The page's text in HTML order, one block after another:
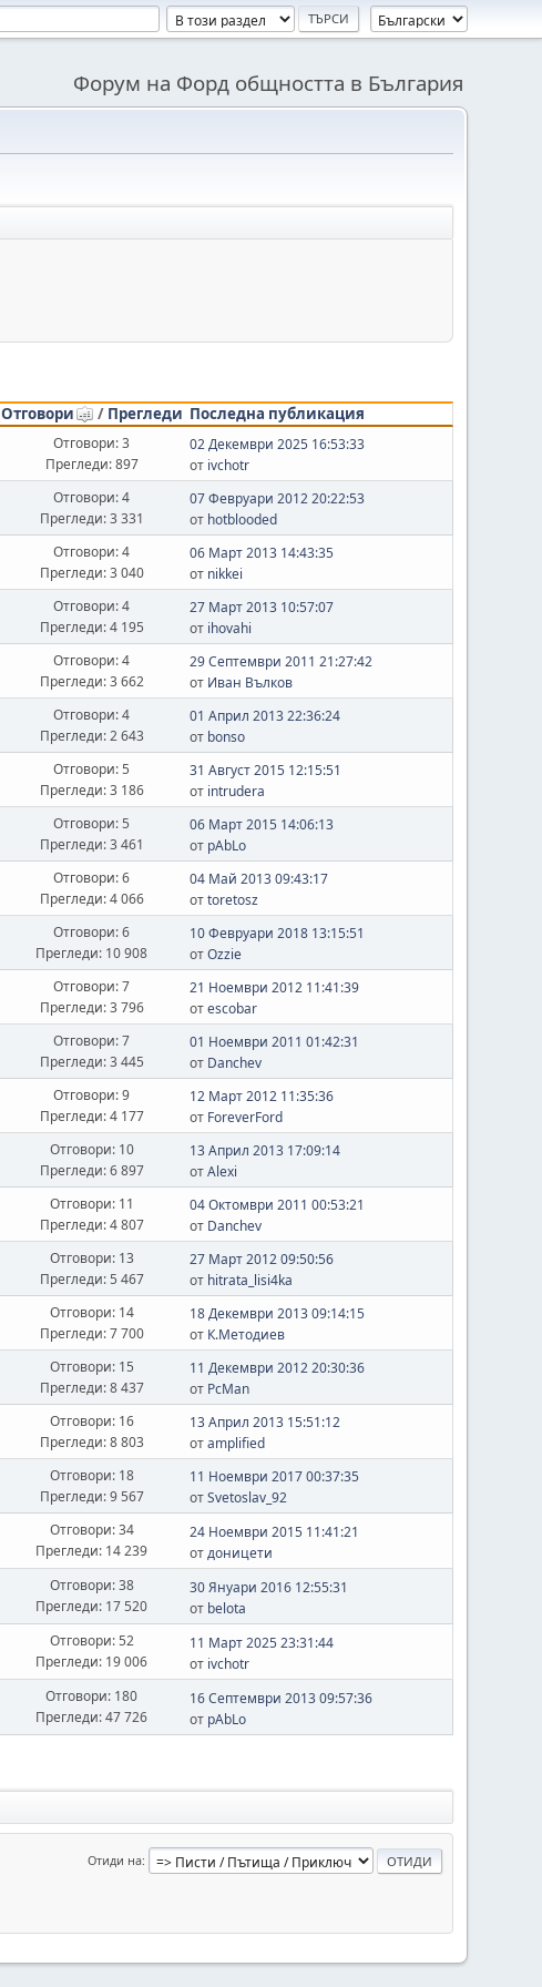
Форум на Форд общността в България
Отговори / Прегледи Последна публикация
Отговори: 3
Прегледи: 897
02 Декември 2025 16:53:33
от ivchotr
Отговори: 4
Прегледи: 3 331
07 Февруари 2012 20:22:53
от hotblooded
Отговори: 4
Прегледи: 3 040
06 Март 2013 14:43:35
от nikkei
Отговори: 4
Прегледи: 4 195
27 Март 2013 10:57:07
от ihovahi
Отговори: 4
Прегледи: 3 662
29 Септември 2011 21:27:42
от Иван Вълков
Отговори: 4
Прегледи: 2 643
01 Април 2013 22:36:24
от bonso
Отговори: 5
Прегледи: 3 186
31 Август 2015 12:15:51
от intrudera
Отговори: 5
Прегледи: 3 461
06 Март 2015 14:06:13
от pAbLo
Отговори: 6
Прегледи: 4 066
04 Май 2013 09:43:17
отtoretosz
Отговори: 6
Прегледи: 10 908
10 Февруари 2018 13:15:51
отOzzie
Отговори: 7
Прегледи: 3 796
21 Ноември 2012 11:41:39
отescobar
Отговори: 7
Прегледи: 3 445
01 Ноември 2011 01:42:31
от Danchev
Отговори: 9
Прегледи: 4 177
12 Март 2012 11:35:36
от ForeverFord
Отговори: 10
Прегледи: 6 897
13 Април 2013 17:09:14
отAlexi
Отговори: 11
Прегледи: 4 807
04 Октомври 2011 00:53:21
от Danchev
Отговори: 13
Прегледи: 5 467
27 Март 2012 09:50:56
от hitrata_lisi4ka
Отговори: 14
Прегледи: 7 700
18 Декември 2013 09:14:15
от К.Методиев
Отговори: 15
Прегледи: 8 437
11 Декември 2012 20:30:36
от PcMan
Отговори: 16
Прегледи: 8 803
13 Април 2013 15:51:12
отamplified
Отговори: 18
Прегледи: 9 567
11 Ноември 2017 00:37:35
отSvetoslav_92
Отговори: 34
Прегледи: 14 239
24 Ноември 2015 11:41:21
отдоницети
Отговори: 38
Прегледи: 17 520
30 Януари 2016 12:55:31
от belota
Отговори: 52
Прегледи: 19 006
11 Март 2025 23:31:44
от ivchotr
Отговори: 180
Прегледи: 47 726
16 Септември 2013 09:57:36
от pAbLo
Отиди на